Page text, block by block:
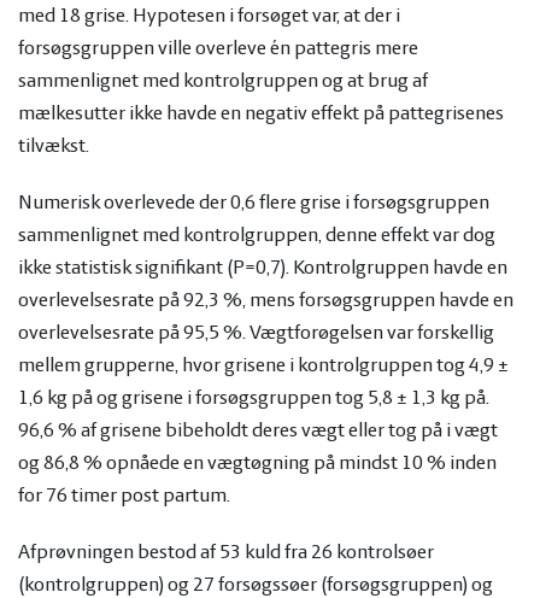
og
Øvrige
med 18 grise. Hypotesen i forsøget var, at der i
forsøgsgruppen ville overleve én pattegris mere
sammenlignet med kontrolgruppen og at brug af
mælkesutter ikke havde en negativ effekt på pattegrisenes
tilvækst.
Numerisk overlevede der 0,6 flere grise i forsøgsgruppen
sammenlignet med kontrolgruppen, denne effekt var dog
ikke statistisk signifikant (P=0,7). Kontrolgruppen havde en
overlevelsesrate på 92,3 %, mens forsøgsgruppen havde en
overlevelsesrate på 95,5 %. Vægtforøgelsen var forskellig
mellem grupperne, hvor grisene i kontrolgruppen tog 4,9 ±
1,6 kg på og grisene i forsøgsgruppen tog 5,8 ± 1,3 kg på.
96,6 % af grisene bibeholdt deres vægt eller tog på i vægt
og 86,8 % opnåede en vægtøgning på mindst 10 % inden
for 76 timer post partum.
Afprøvningen bestod af 53 kuld fra 26 kontrolsøer
(kontrolgruppen) og 27 forsøgssøer (forsøgsgruppen) og